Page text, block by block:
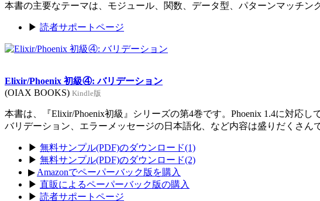
本書の主要なテーマは、モジュール、関数、データ型、パターンマッチン
▶ 読者サポートページ
Elixir/Phoenix 初級④: バリデーション
(OIAX BOOKS) Kindle版
本書は、『Elixir/Phoenix初級』シリーズの第4巻です。Phoenix 1.4に対応
バリデーション、エラーメッセージの日本語化、など内容は盛りだくさん
▶ 無料サンプル(PDF)のダウンロード(1)
▶ 無料サンプル(PDF)のダウンロード(2)
▶ Amazonでペーパーバック版を購入
▶ 直販によるペーパーバック版の購入
▶ 読者サポートページ